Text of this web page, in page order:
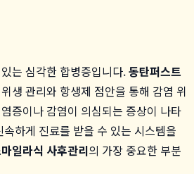
는 심각한 합병증입니다.동탄퍼스트
생 관리와 항생제 점안을 통해 감염 위
증이나 감염이 의심되는 증상이 나타
하게 진료를 받을 수 있는 시스템을
일라식 사후관리의 가장 중요한 부분